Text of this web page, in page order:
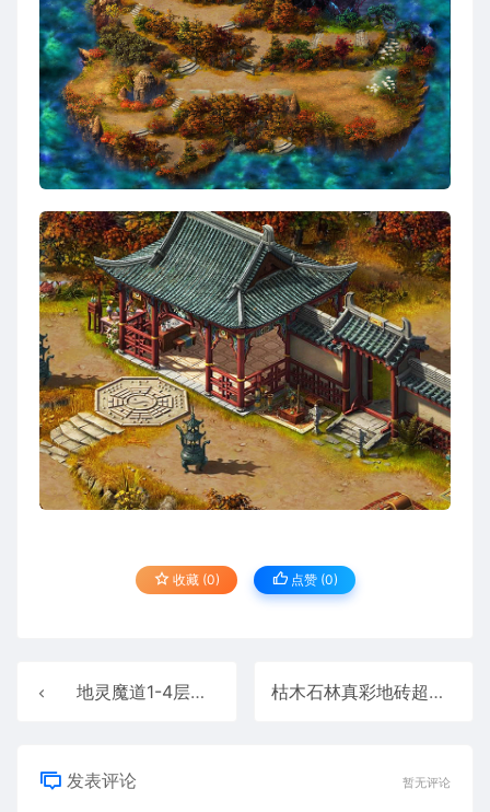
收藏 (0) 点赞 (0)
地灵魔道1-4层传奇高清地图素材真彩地砖+工具202512314 枯木石林真彩地砖超清传奇地图素材+工具202512316
发表评论 暂无评论